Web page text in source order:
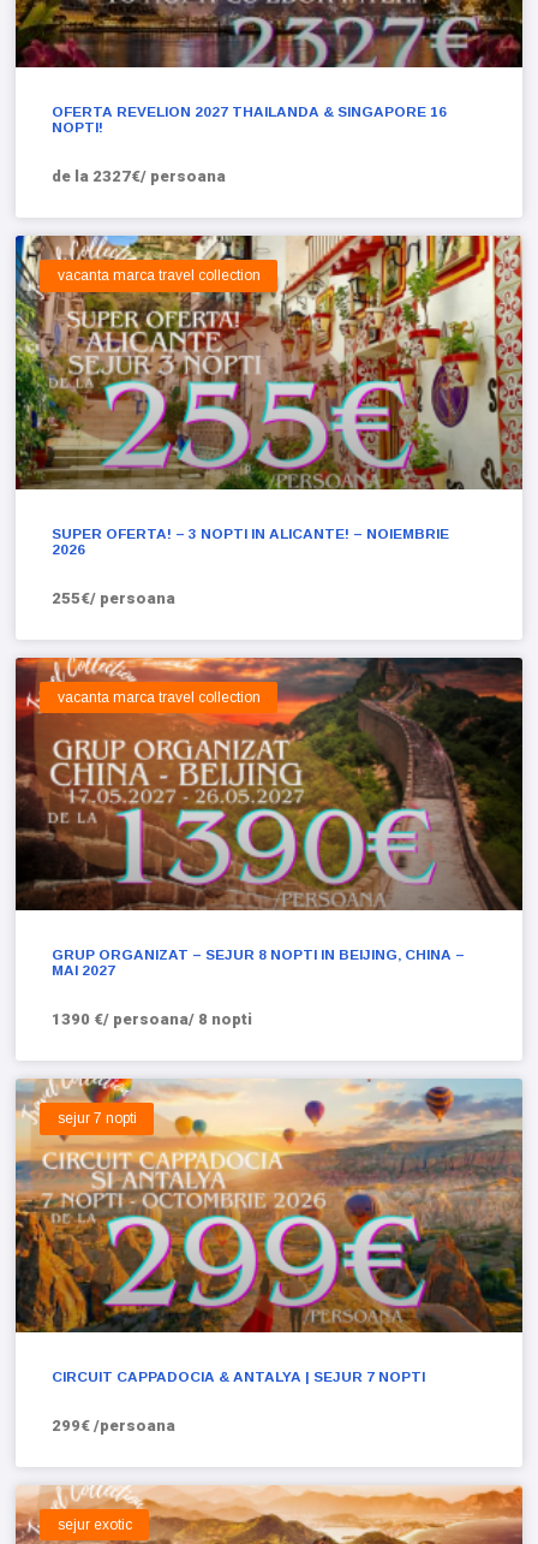
OFERTA REVELION 2027 THAILANDA & SINGAPORE 16
NOPTI!
de la 2327€/ persoana
vacanta marca travel collection
SUPER OFERTA! – 3 NOPTI IN ALICANTE! – NOIEMBRIE
2026
255€/ persoana
vacanta marca travel collection
GRUP ORGANIZAT – SEJUR 8 NOPTI IN BEIJING, CHINA –
MAI 2027
1390 €/ persoana/ 8 nopti
sejur 7 nopti
CIRCUIT CAPPADOCIA & ANTALYA | SEJUR 7 NOPTI
299€ /persoana
sejur exotic